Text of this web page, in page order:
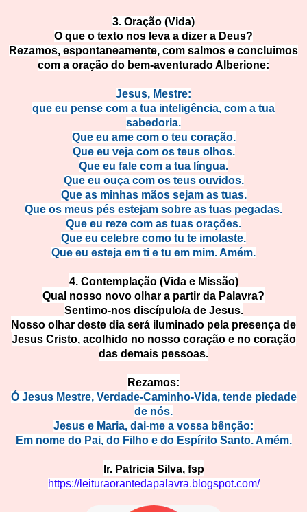
3. Oração (Vida)
O que o texto nos leva a dizer a Deus?
Rezamos, espontaneamente, com salmos e concluimos
com a oração do bem-aventurado Alberione:
Jesus, Mestre:
que eu pense com a tua inteligência, com a tua
sabedoria.
Que eu ame com o teu coração.
Que eu veja com os teus olhos.
Que eu fale com a tua língua.
Que eu ouça com os teus ouvidos.
Que as minhas mãos sejam as tuas.
Que os meus pés estejam sobre as tuas pegadas.
Que eu reze com as tuas orações.
Que eu celebre como tu te imolaste.
Que eu esteja em ti e tu em mim. Amém.
4. Contemplação (Vida e Missão)
Qual nosso novo olhar a partir da Palavra?
Sentimo-nos discípulo/a de Jesus.
Nosso olhar deste dia será iluminado pela presença de
Jesus Cristo, acolhido no nosso coração e no coração
das demais pessoas.
Rezamos:
Ó Jesus Mestre, Verdade-Caminho-Vida, tende piedade
de nós.
Jesus e Maria, dai-me a vossa bênção:
Em nome do Pai, do Filho e do Espírito Santo. Amém.
Ir. Patricia Silva, fsp
https://leituraorantedapalavra.blogspot.com/